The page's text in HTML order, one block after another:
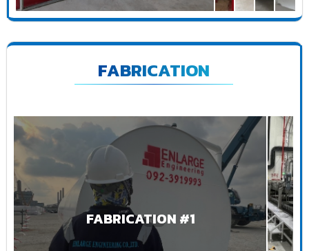
FABRICATION
FABRICATION #1